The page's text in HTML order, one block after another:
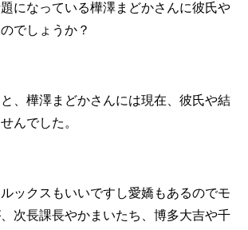
になっている樺澤まどかさんに彼氏や
でしょうか？
、樺澤まどかさんには現在、彼氏や結
んでした。
ックスもいいですし愛嬌もあるのでモ
次長課長やかまいたち、博多大吉や千